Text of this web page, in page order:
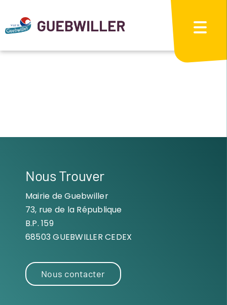
contenu
Nous Trouver
Mairie de Guebwiller
73, rue de la République
B.P. 159
68503 GUEBWILLER CEDEX
Nous contacter